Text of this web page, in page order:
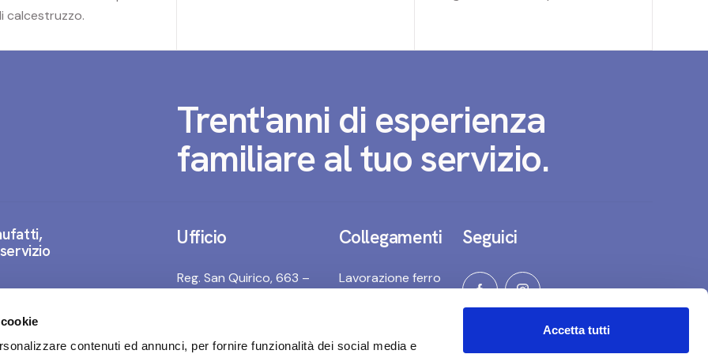
contenuti ed annunci, per fornire funzionalità dei social media e
Accetta tutti
calcestruzzo.
Trent'anni di esperienza
familiare al tuo servizio.
Ufficio
Reg. San Quirico, 663 –
posta@retifersnc.it
Collegamenti
Lavorazione ferro
Informativa
Seguici